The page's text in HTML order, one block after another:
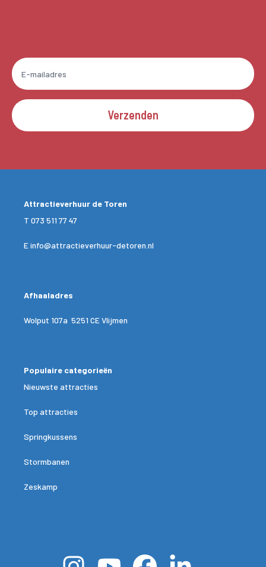
Verzenden
Attractieverhuur de Toren
T 073 511 77 47
Einfo@attractieverhuur-detoren.nl
Afhaaladres
Wolput 107a 5251 CE Vlijmen
Populaire categorieën
Nieuwste attracties
Top attracties
Springkussens
Stormbanen
Zeskamp